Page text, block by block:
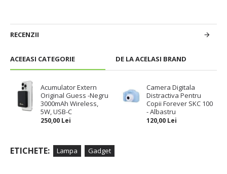
ACEEASI CATEGORIE DE LA ACELASI BRAND
Acumulator Extern
Original Guess -Negru
3000mAh Wireless,
5W, USB-C
250,00 Lei
Camera Digitala
Distractiva Pentru
Copii Forever SKC 100
- Albastru
120,00 Lei
RECENZII
ETICHETE: Lampa Gadget